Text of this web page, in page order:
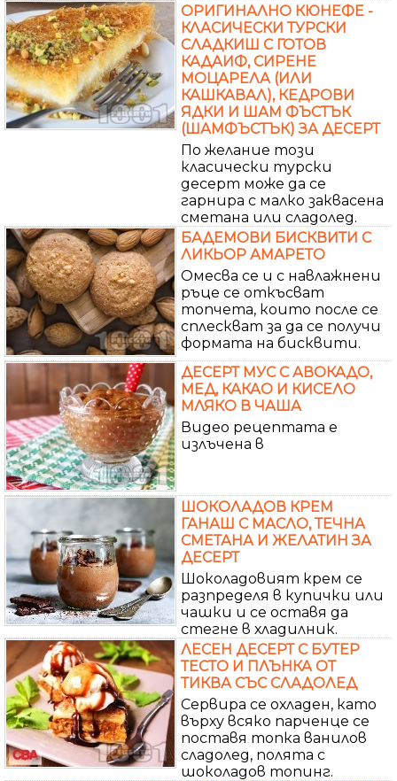
ОРИГИНАЛНО КЮНЕФЕ -
КЛАСИЧЕСКИ ТУРСКИ
СЛАДКИШ С ГОТОВ
КАДАИФ, СИРЕНЕ
МОЦАРЕЛА (ИЛИ
КАШКАВАЛ), КЕДРОВИ
ЯДКИ И ШАМ ФЪСТЪК
(ШАМФЪСТЪК) ЗА ДЕСЕРТ
По желание този
класически турски
десерт може да се
гарнира с малко заквасена
сметана или сладолед.
БАДЕМОВИ БИСКВИТИ С
ЛИКЬОР АМАРЕТО
Омесва се и с навлажнени
ръце се откъсват
топчета, които после се
сплескват за да се получи
формата на бисквити.
ДЕСЕРТ МУС С АВОКАДО,
МЕД, КАКАО И КИСЕЛО
МЛЯКО В ЧАША
Видео рецептата е
излъчена в
ШОКОЛАДОВ КРЕМ
ГАНАШ С МАСЛО, ТЕЧНА
СМЕТАНА И ЖЕЛАТИН ЗА
ДЕСЕРТ
Шоколадовият крем се
разпределя в купички или
чашки и се оставя да
стегне в хладилник.
ЛЕСЕН ДЕСЕРТ С БУТЕР
ТЕСТО И ПЛЪНКА ОТ
ТИКВА СЪС СЛАДОЛЕД
Сервира се охладен, като
върху всяко парченце се
поставя топка ванилов
сладолед, полята с
шоколадов топинг.